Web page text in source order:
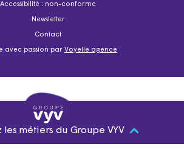
Accessibilité : non-conforme
Newsletter
Contact
avec passion par Voyelle agence
les métiers du Groupe VYV